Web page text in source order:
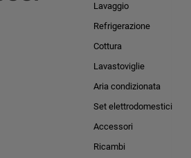
Lavaggio
Refrigerazione
Cottura
Lavastoviglie
Aria condizionata
Set elettrodomestici
Accessori
Ricambi